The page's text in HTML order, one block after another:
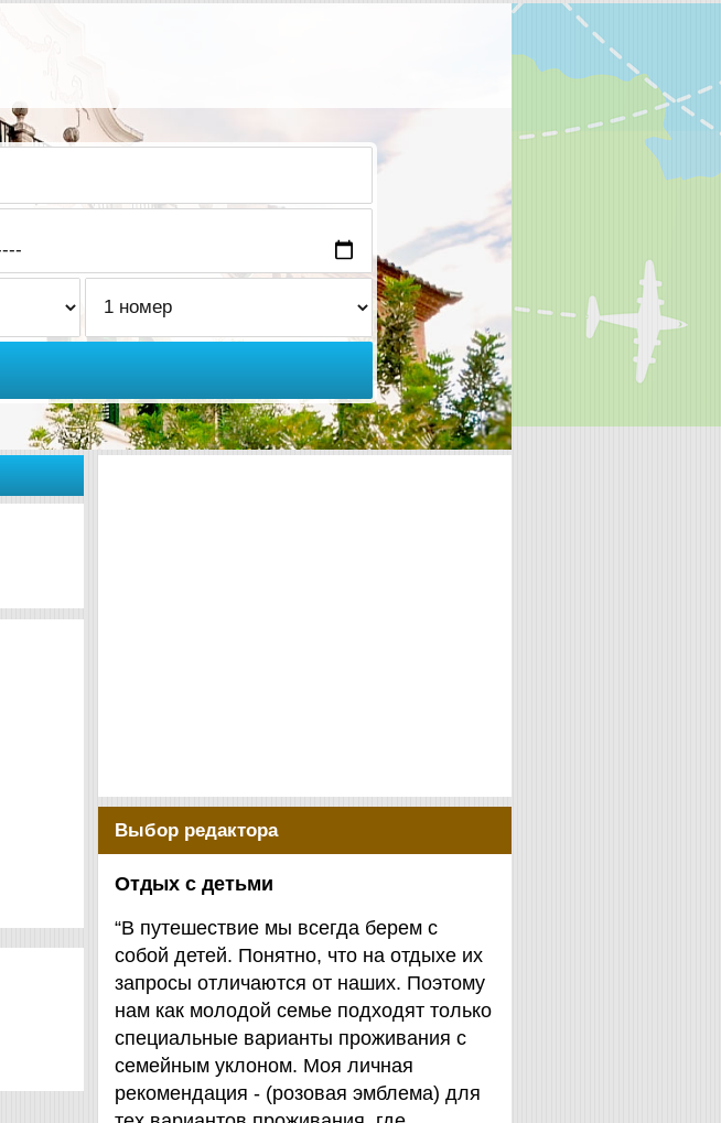
Выбор редактора
Отдых с детьми
“В путешествие мы всегда берем с
собой детей. Понятно, что на отдыхе их
запросы отличаются от наших. Поэтому
нам как молодой семье подходят только
специальные варианты проживания с
семейным уклоном. Моя личная
рекомендация - (розовая эмблема) для